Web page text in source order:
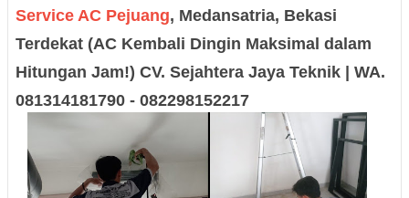
Service AC Pejuang, Medansatria, Bekasi
Terdekat (AC Kembali Dingin Maksimal dalam
Hitungan Jam!) CV. Sejahtera Jaya Teknik | WA.
081314181790 - 082298152217